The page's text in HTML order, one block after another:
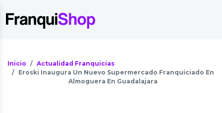
Inicio
Actualidad Franquicias
Eroski Inaugura Un Nuevo Supermercado Franquiciado En
Almoguera En Guadalajara